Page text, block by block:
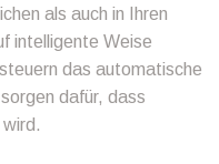
als auch in Ihren
intelligente Weise
das automatische
dafür, dass